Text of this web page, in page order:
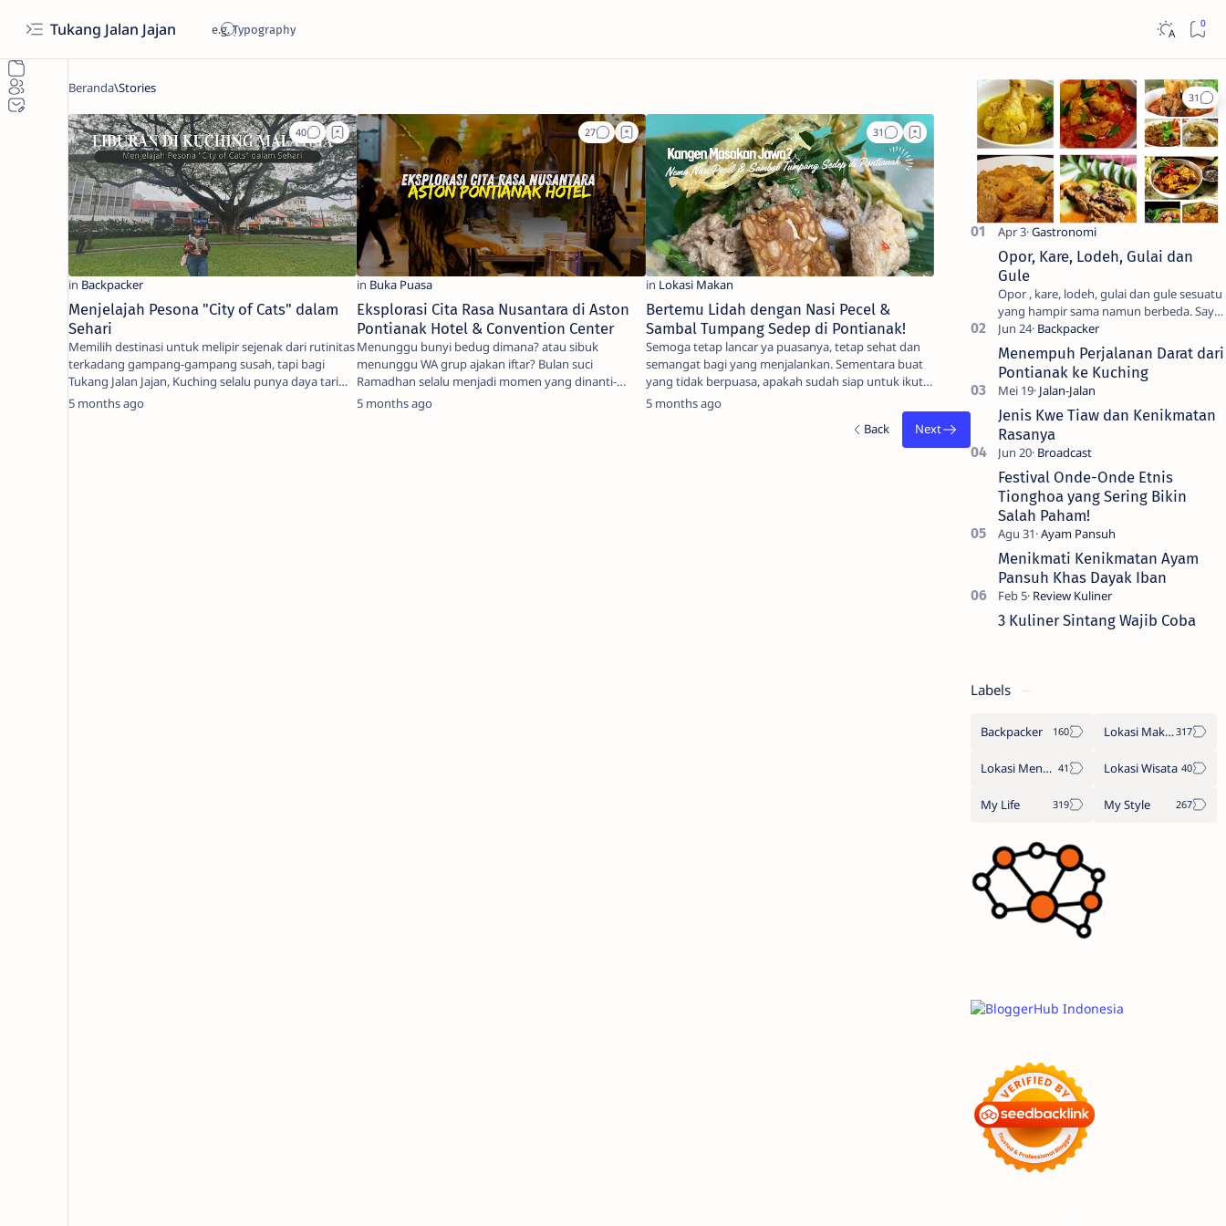
Tukang Jalan Jajan
Menjelajah Pesona "City of Cats" dalam
Sehari
Memilih destinasi untuk melipir sejenak dari rutinitas
terkadang gampang-gampang susah, tapi bagi
Tukang Jalan Jajan, Kuching selalu punya daya tari…
5 months ago
Eksplorasi Cita Rasa Nusantara di Aston
Pontianak Hotel & Convention Center
Menunggu bunyi bedug dimana? atau sibuk
menunggu WA grup ajakan iftar? Bulan suci
Ramadhan selalu menjadi momen yang dinanti-
nantikan untuk memperera…
5 months ago
Bertemu Lidah dengan Nasi Pecel &
Sambal Tumpang Sedep di Pontianak!
Semoga tetap lancar ya puasanya, tetap sehat dan
semangat bagi yang menjalankan. Sementara buat
yang tidak berpuasa, apakah sudah siap untuk ikut
say…
5 months ago
Opor, Kare, Lodeh, Gulai dan
Gule
Opor , kare, lodeh, gulai dan gule sesuatu
yang hampir sama namun berbeda. Saya
sendiri kesulitan untuk membedakanya.
Mencari tahu ada…
Menempuh Perjalanan Darat dari
Pontianak ke Kuching
Jenis Kwe Tiaw dan Kenikmatan
Rasanya
Festival Onde-Onde Etnis
Tionghoa yang Sering Bikin
Salah Paham!
Menikmati Kenikmatan Ayam
Pansuh Khas Dayak Iban
3 Kuliner Sintang Wajib Coba
Labels
Backpacker Lokasi Makan
Lokasi Menginap Lokasi Wisata
My Life My Style